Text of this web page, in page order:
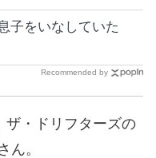
子をいなしていた
Recommended by
ザ・ドリフターズの
ん。